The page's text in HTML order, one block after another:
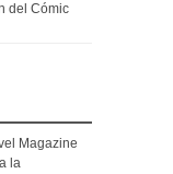
del Cómic
Magazine
la